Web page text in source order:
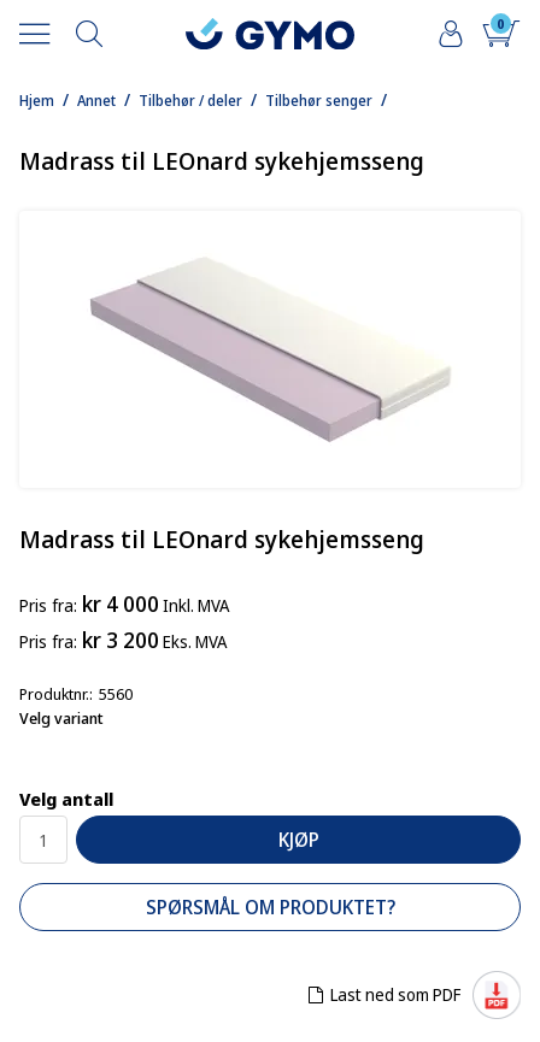
0
/
Hjem /
Annet /
Tilbehør / deler /
Tilbehør senger
Madrass til LEOnard sykehjemsseng
Madrass til LEOnard sykehjemsseng
Pris fra kr 4 000 Inkl. MVA
Pris fra kr 3 200 Eks. MVA
Produktnr. 5560
Velg variant
Velg antall
KJØP
SPØRSMÅL OM PRODUKTET?
Last ned som PDF